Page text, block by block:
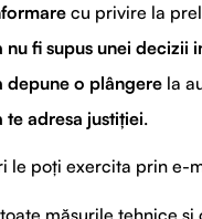
cu privire la
nu fi supus unei decizii
depune o plângere la
te adresa justiției.
le poți exercita prin e-
măsurile tehnice